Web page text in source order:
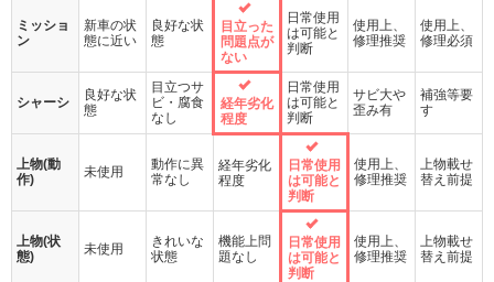
ミッショ
ン
新車の状
態に近い
良好な状
態
目立った
問題点が
ない
日常使用
は可能と
判断
使用上、
修理推奨
使用上、
修理必須
シャーシ
良好な状
態
目立つサ
ビ・腐食
なし
経年劣化
程度
日常使用
は可能と
判断
サビ大や
歪み有
補強等要
す
上物(動
作)
未使用
動作に異
常なし
経年劣化
程度
日常使用
は可能と
判断
使用上、
修理推奨
上物載せ
替え前提
上物(状
態)
未使用
きれいな
状態
機能上問
題なし
日常使用
は可能と
判断
使用上、
修理推奨
上物載せ
替え前提